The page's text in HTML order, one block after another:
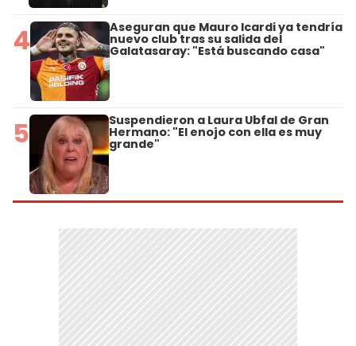
4 Aseguran que Mauro Icardi ya tendría
nuevo club tras su salida del
Galatasaray: "Está buscando casa"
5 Suspendieron a Laura Ubfal de Gran
Hermano: "El enojo con ella es muy
grande"